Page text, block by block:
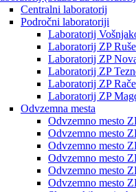
Centralni laboratorij
Področni laboratoriji
Laboratorij
Laboratorij ZP Ruše
Laboratorij ZP
Laboratorij ZP
Laboratorij ZP Rače
Laboratorij ZP
Odvzemna mesta
Odvzemno mesto
Odvzemno mesto
Odvzemno mesto
Odvzemno mesto
Odvzemno mesto
Odvzemno mesto